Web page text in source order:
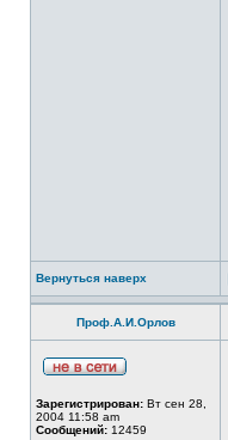
Вернуться наверх
Проф.А.И.Орлов
Зарегистрирован: Вт сен 28,
2004 11:58 am
Сообщений: 12459